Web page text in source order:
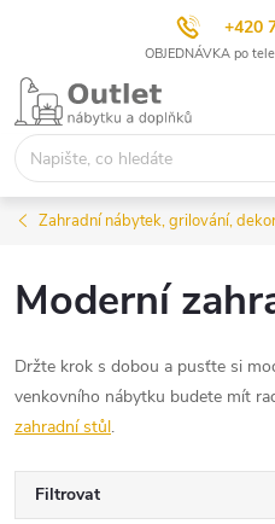
+420
OBJEDNÁVKA po
Přejít
obsah
Zahradní nábytek, grilování,
Moderní
Držte krok s dobou a pusťte si
venkovního nábytku budete mít
zahradní stůl.
Filtrovat